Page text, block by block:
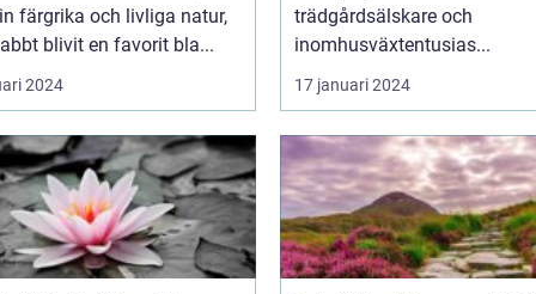
färgrika och livliga natur,
blivit en favorit bla...
2024
trädgårdsälskare och
inomhusväxtentusias...
17 januari 2024